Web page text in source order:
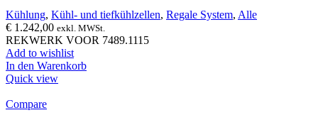
Kühlung, Kühl- und tiefkühlzellen, Regale System, Alle
€ 1.242,00 exkl. MWSt.
REKWERK VOOR 7489.1115
Add to wishlist
In den Warenkorb
Quick view
Compare